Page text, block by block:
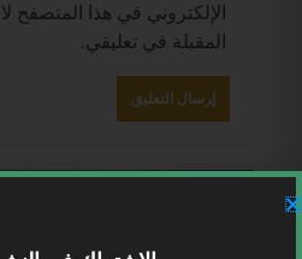
الإلكتروني في هذا المتصفح
المقبلة في تعليقي.